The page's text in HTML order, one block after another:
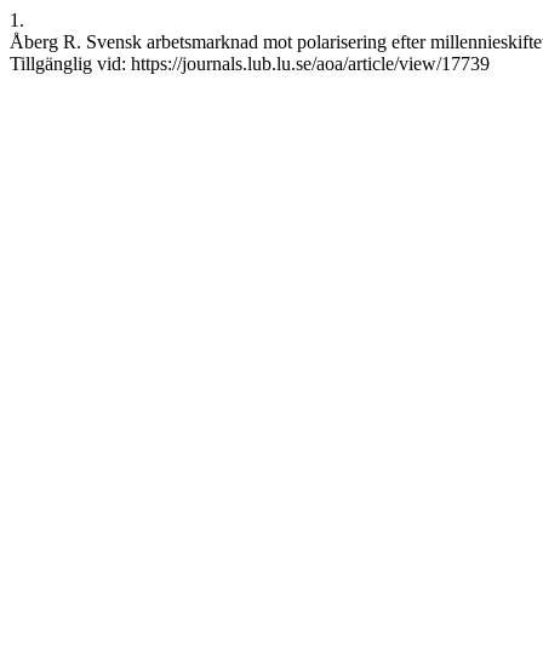
1.
Åberg R. Svensk arbetsmarknad mot polarisering efter
Tillgänglig vid: https://journals.lub.lu.se/aoa/article/view/17739